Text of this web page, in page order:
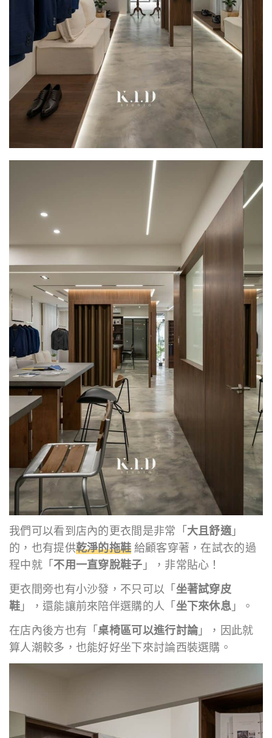
我們可以看到店內的更衣間是非常「大且舒適 」
的，也有提供乾淨的拖鞋 給顧客穿著，在試衣的過
程中就「不用一直穿脫鞋子 」，非常貼心！
更衣間旁也有小沙發，不只可以「坐著試穿皮
鞋 」，還能讓前來陪伴選購的人「坐下來休息 」。
在店內後方也有「桌椅區可以進行討論」，因此就
算人潮較多，也能好好坐下來討論西裝選購。